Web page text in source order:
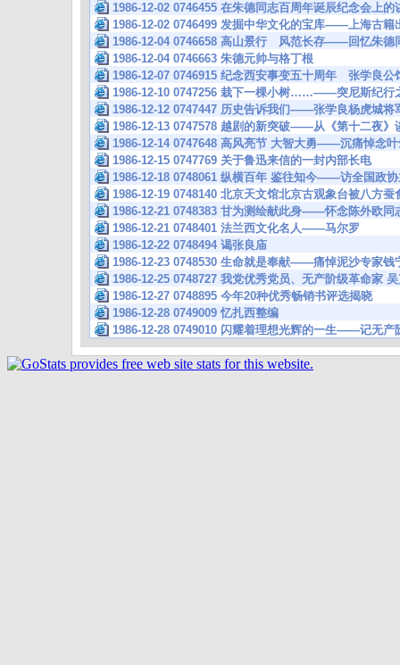
1986-12-02 0746455 在朱德同志百周年诞辰纪念会上
1986-12-02 0746499 发掘中华文化的宝库——上海古籍
1986-12-04 0746658 高山景行 风范长存——回忆朱德
1986-12-04 0746663 朱德元帅与格丁根
1986-12-07 0746915 纪念西安事变五十周年 张学良
1986-12-10 0747256 栽下一棵小树……——突尼斯纪行
1986-12-12 0747447 历史告诉我们——张学良杨虎城将
1986-12-13 0747578 越剧的新突破——从《第十二夜》
1986-12-14 0747648 高风亮节 大智大勇——沉痛悼念
1986-12-15 0747769 关于鲁迅来信的一封内部长电
1986-12-18 0748061 纵横百年 鉴往知今——访全国政
1986-12-19 0748140 北京天文馆北京古观象台被八方
1986-12-21 0748383 甘为测绘献此身——怀念陈外欧同
1986-12-21 0748401 法兰西文化名人——马尔罗
1986-12-22 0748494 谒张良庙
1986-12-23 0748530 生命就是奉献——痛悼泥沙专家钱
1986-12-25 0748727 我党优秀党员、无产阶级革命家
1986-12-27 0748895 今年20种优秀畅销书评选揭晓
1986-12-28 0749009 忆扎西整编
1986-12-28 0749010 闪耀着理想光辉的一生——记无产